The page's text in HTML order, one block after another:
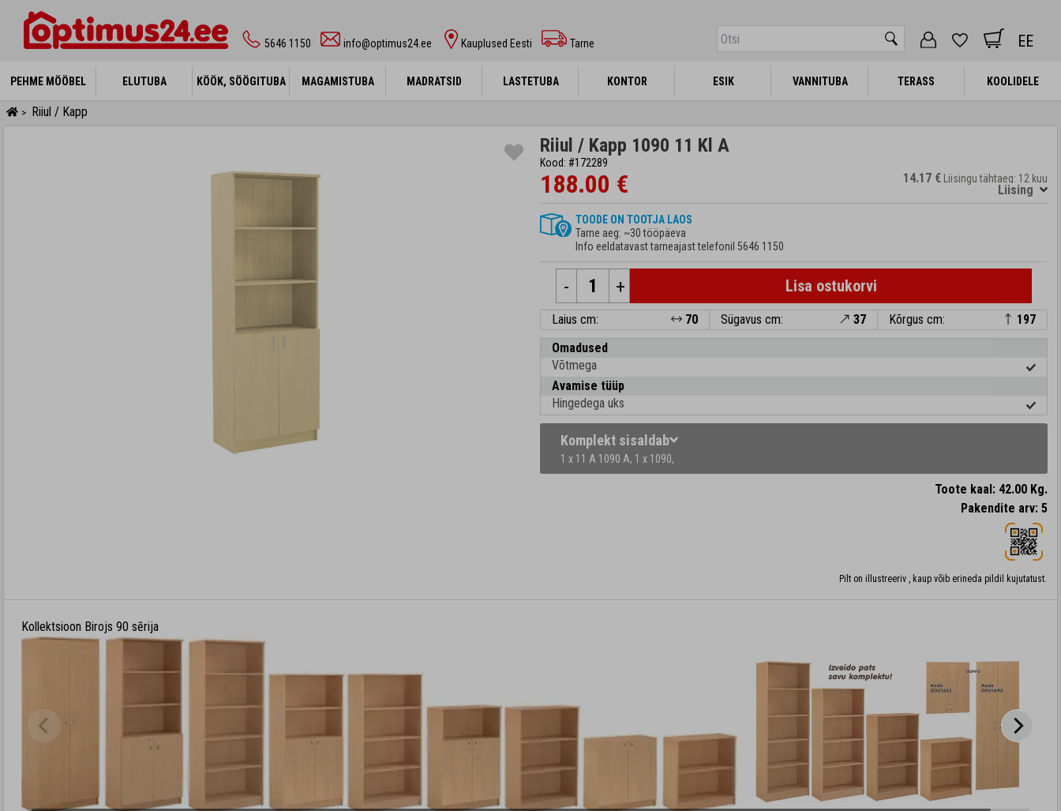
5646 1150 info@optimus24.ee Kauplused Eesti Tarne EE
PEHME MÖÖBEL ELUTUBA KÖÖK, SÖÖGITUBA MAGAMISTUBA MADRATSID LASTETUBA KONTOR ESIK VANNITUBA TERASS KOOLIDELE
PEHME MÖÖBEL ELUTUBA KÖÖK, SÖÖGITUBA MAGAMISTUBA MADRATSID LASTETUBA KONTOR ESIK VANNITUBA TERASS KOOLIDELE
> Riiul / Kapp
Riiul / Kapp 1090 11 Kl A
Kood: #172289
188.00 € 14.17 € Liisingu tähtaeg: 12 kuu
Liising
TOODE ON TOOTJA LAOS
Tarne aeg: ~30 tööpäeva
Info eeldatavast tarneajast telefonil 5646 1150
- + Lisa ostukorvi
Laius cm: 70 Sügavus cm: 37 Kõrgus cm:
197
Omadused
Võtmega
Avamise tüüp
Hingedega uks
Komplekt sisaldab
1 x 11 A 1090 A, 1 x 1090,
Toote kaal: 42.00 Kg.
Pakendite arv: 5
Pilt on illustreeriv , kaup võib erineda pildil kujutatust.
Kollektsioon Birojs 90 sērija